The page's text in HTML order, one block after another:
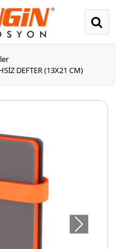
DEFTER (13X21 CM)
Sonraki